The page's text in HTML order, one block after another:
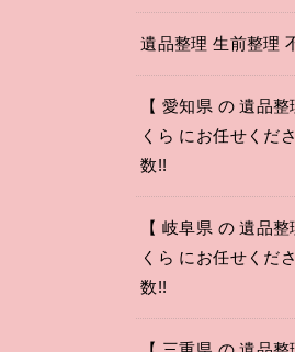
遺品整理 生前整理
【 愛知県 の 遺品
くら にお任せくだ
数!!
【 岐阜県 の 遺品
くら にお任せくだ
数!!